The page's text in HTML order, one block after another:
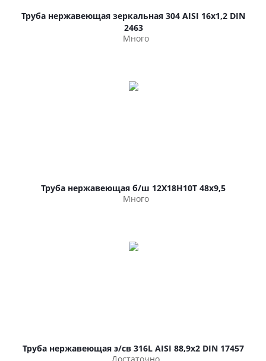
Труба нержавеющая зеркальная 304 AISI 16х1,2 DIN
2463
Много
Труба нержавеющая б/ш 12Х18Н10Т 48х9,5
Много
Труба нержавеющая э/св 316L AISI 88,9х2 DIN 17457